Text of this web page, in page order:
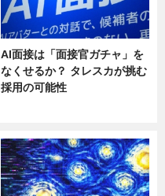
AI面接は「面接官ガチャ」を
なくせるか？ タレスカが挑む
採用の可能性